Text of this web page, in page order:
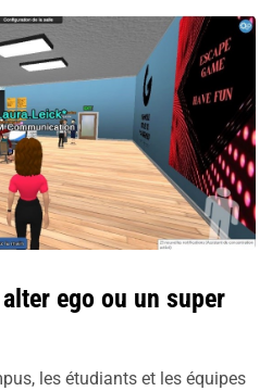
ego ou un super
les étudiants et les équipes